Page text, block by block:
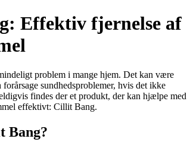
Effektiv fjernelse af
problem i mange hjem. Det kan være
sundhedsproblemer, hvis det ikke
findes der et produkt, der kan hjælpe med
effektivt: Cillit Bang.
Bang?